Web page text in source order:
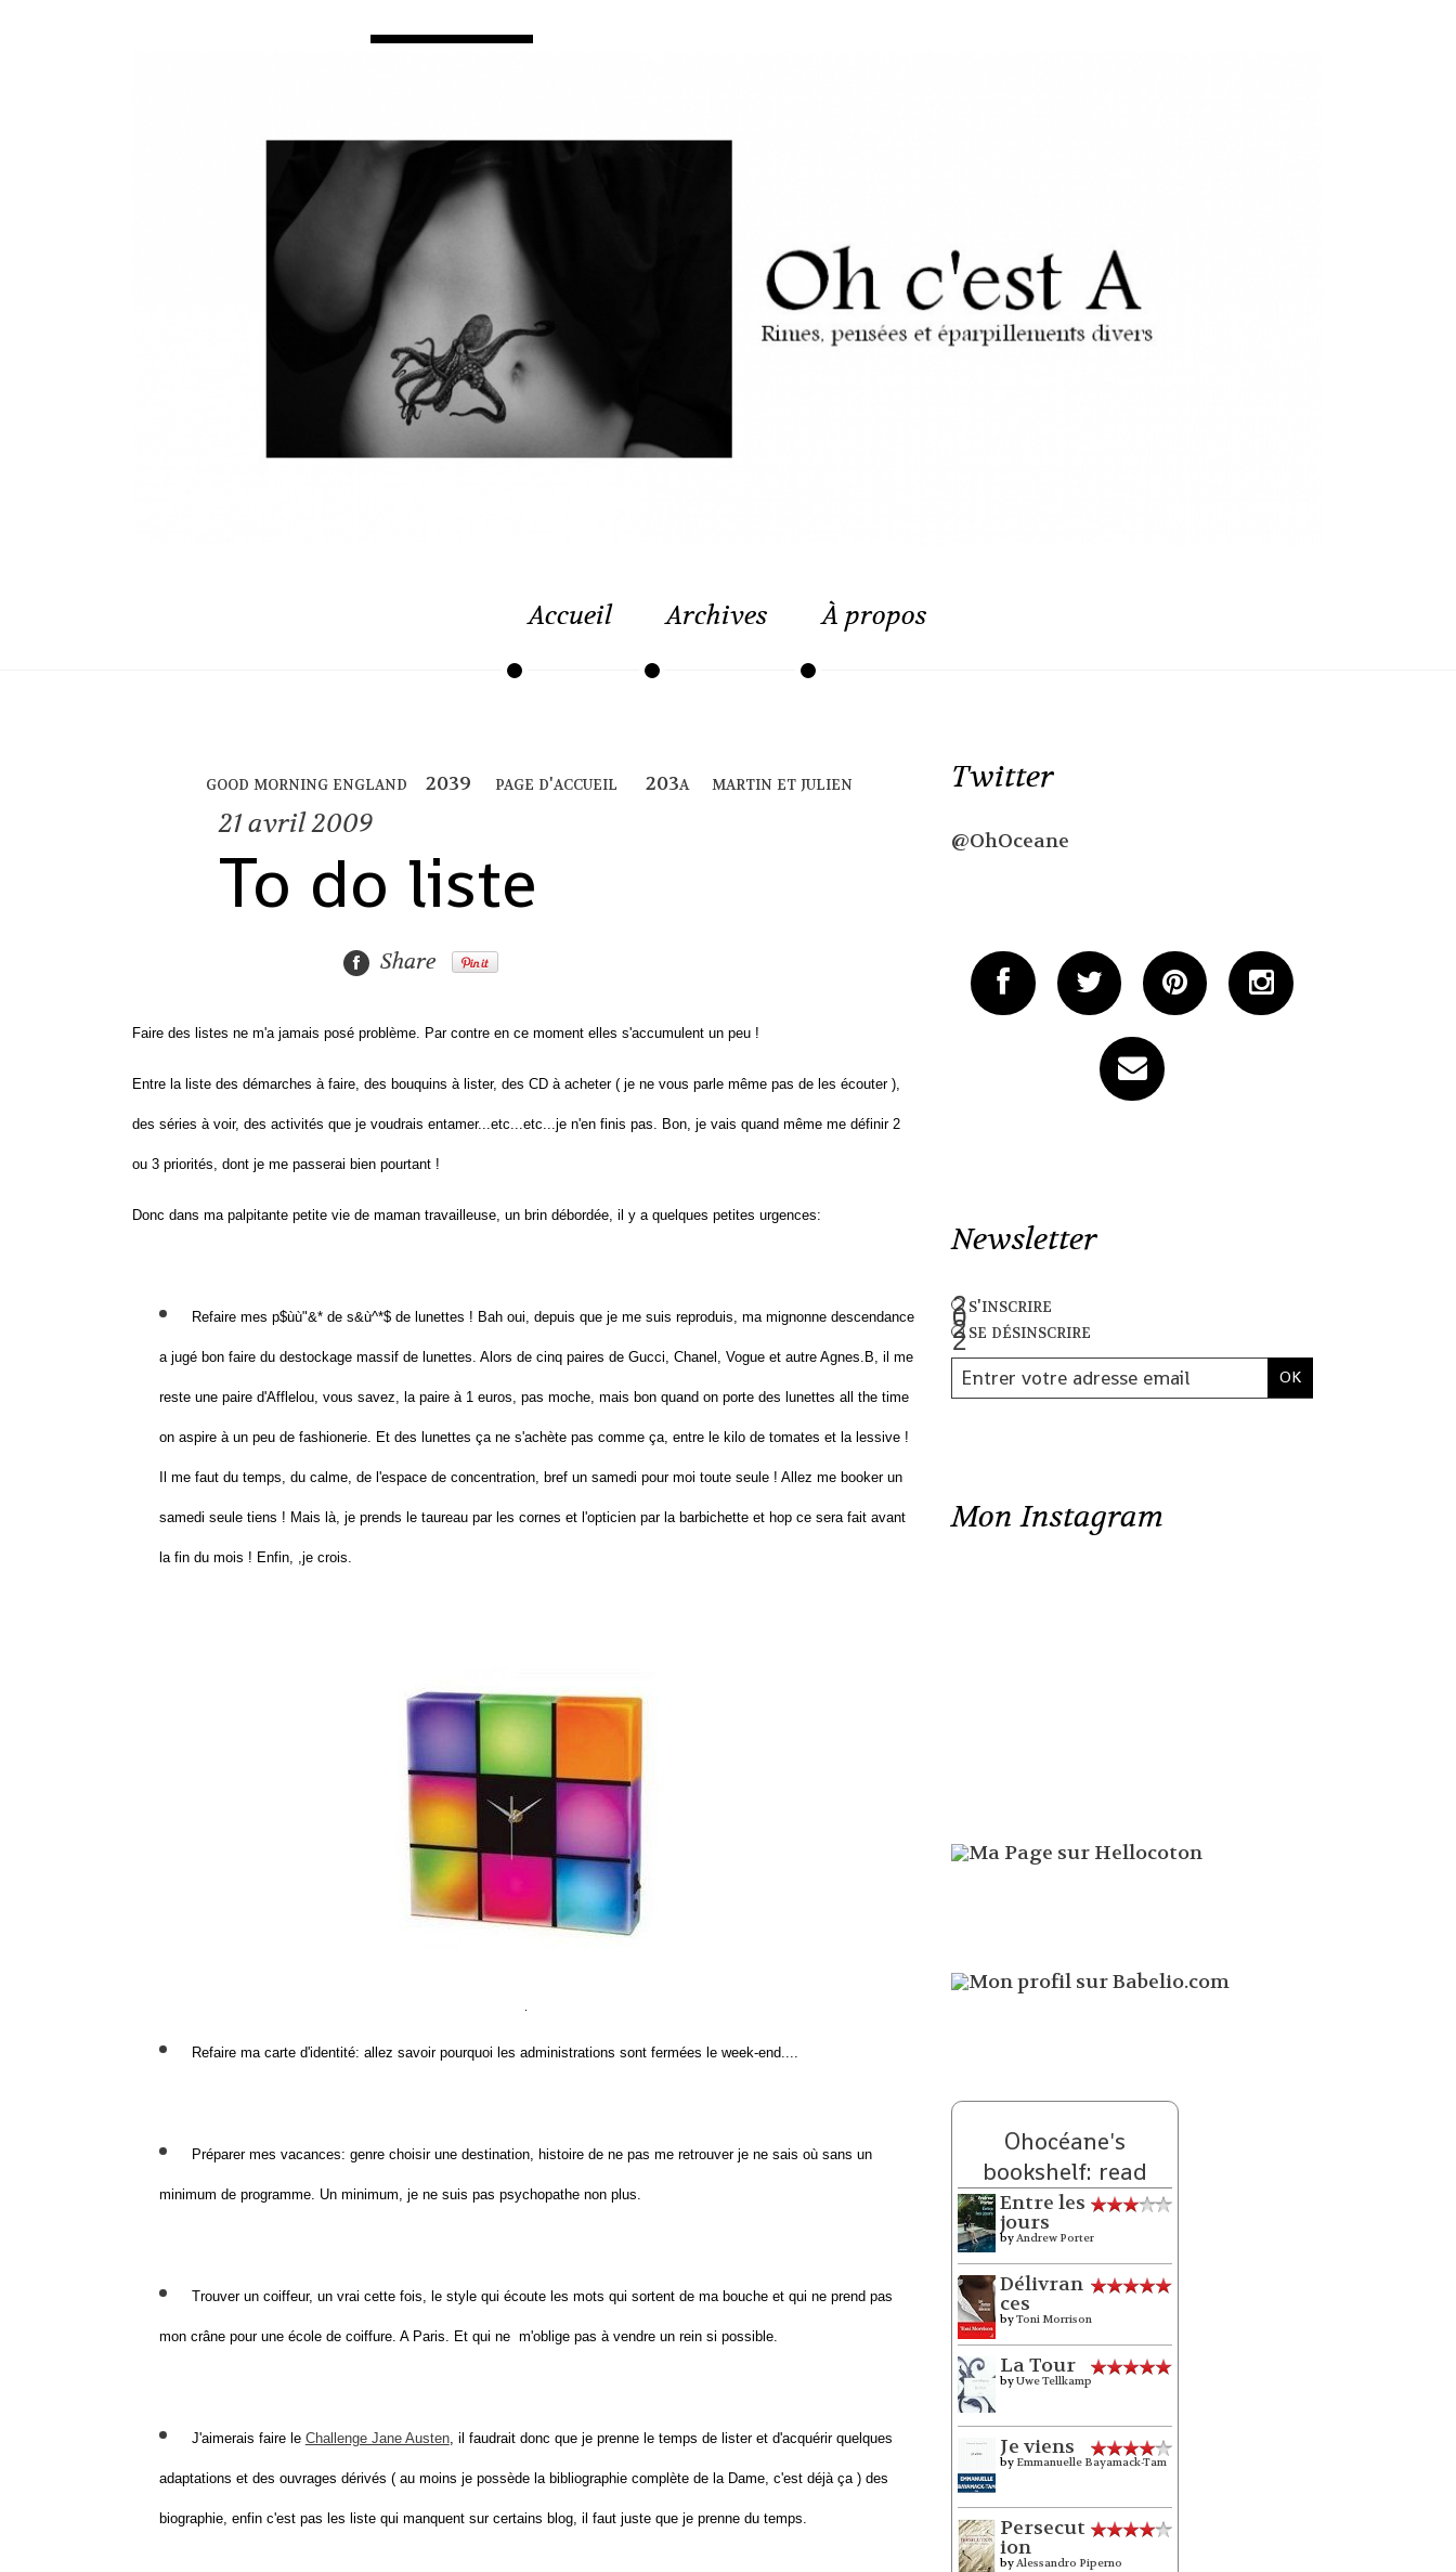
Accueil Archives À propos
good morning england page d'accueil martin et julien
21 avril 2009
To do liste
Share
Faire des listes ne m'a jamais posé problème. Par contre en ce moment elles s'accumulent un peu !
Entre la liste des démarches à faire, des bouquins à lister, des CD à acheter ( je ne vous parle même pas de les écouter ),
des séries à voir, des activités que je voudrais entamer...etc...etc...je n'en finis pas. Bon, je vais quand même me définir 2
ou 3 priorités, dont je me passerai bien pourtant !
Donc dans ma palpitante petite vie de maman travailleuse, un brin débordée, il y a quelques petites urgences:
Refaire mes p$ùù"&* de s&ù^*$ de lunettes ! Bah oui, depuis que je me suis reproduis, ma mignonne descendance
a jugé bon faire du destockage massif de lunettes. Alors de cinq paires de Gucci, Chanel, Vogue et autre Agnes.B, il me
reste une paire d'Afflelou, vous savez, la paire à 1 euros, pas moche, mais bon quand on porte des lunettes all the time
on aspire à un peu de fashionerie. Et des lunettes ça ne s'achète pas comme ça, entre le kilo de tomates et la lessive !
Il me faut du temps, du calme, de l'espace de concentration, bref un samedi pour moi toute seule ! Allez me booker un
samedi seule tiens ! Mais là, je prends le taureau par les cornes et l'opticien par la barbichette et hop ce sera fait avant
la fin du mois ! Enfin, ,je crois.
Refaire ma carte d'identité: allez savoir pourquoi les administrations sont fermées le week-end....
Préparer mes vacances: genre choisir une destination, histoire de ne pas me retrouver je ne sais où sans un
minimum de programme. Un minimum, je ne suis pas psychopathe non plus.
Trouver un coiffeur, un vrai cette fois, le style qui écoute les mots qui sortent de ma bouche et qui ne prend pas
mon crâne pour une école de coiffure. A Paris. Et qui ne m'oblige pas à vendre un rein si possible.
J'aimerais faire le Challenge Jane Austen, il faudrait donc que je prenne le temps de lister et d'acquérir quelques
adaptations et des ouvrages dérivés ( au moins je possède la bibliographie complète de la Dame, c'est déjà ça ) des
biographie, enfin c'est pas les liste qui manquent sur certains blog, il faut juste que je prenne du temps.
Twitter
@OhOceane
Newsletter
s'inscrire
se désinscrire
Mon Instagram
Ohocéane's
bookshelf: read
Entre les
jours
byAndrew Porter
Délivran
ces
byToni Morrison
La Tour
byUwe Tellkamp
Je viens
by Emmanuelle Bayamack-Tam
Persecut
ion
byAlessandro Piperno